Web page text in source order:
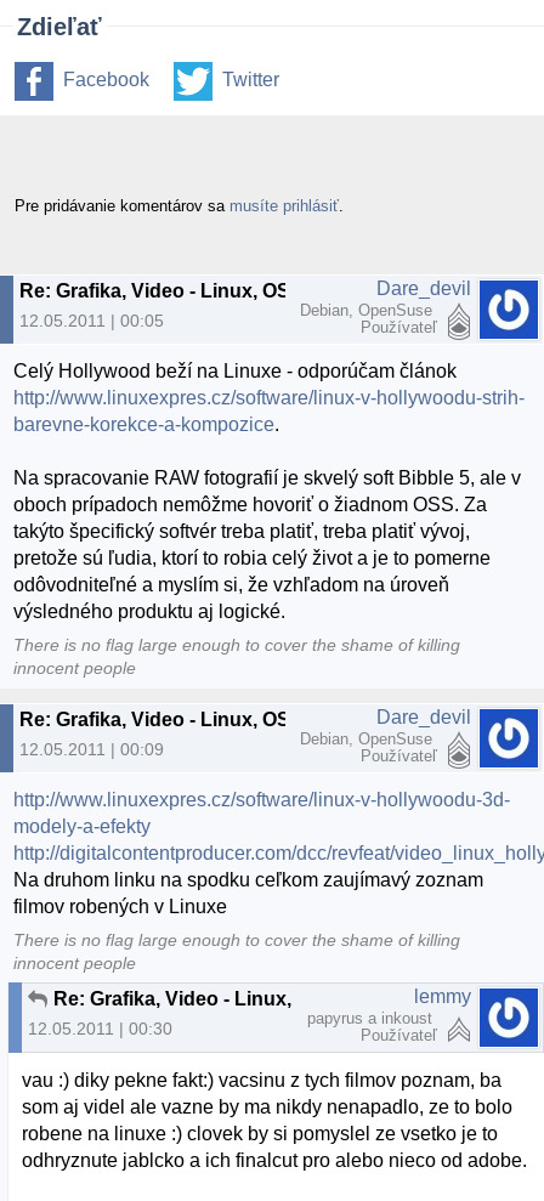
Zdieľať
Facebook Twitter
Pre pridávanie komentárov sa musíte prihlásiť
Re: Grafika, Video - Linux, OSS
12.05.2011 | 00:05
Dare_devil
Debian, OpenSuse
Používateľ
Celý Hollywood beží na Linuxe - odporúčam článok
http://www.linuxexpres.cz/software/linux-v-hollywoodu-strih-
barevne-korekce-a-kompozice.
Na spracovanie RAW fotografií je skvelý soft Bibble 5, ale v
oboch prípadoch nemôžme hovoriť o žiadnom OSS. Za
takýto špecifický softvér treba platiť, treba platiť vývoj,
pretože sú ľudia, ktorí to robia celý život a je to pomerne
odôvodniteľné a myslím si, že vzhľadom na úroveň
výsledného produktu aj logické.
There is no flag large enough to cover the shame of killing
innocent people
Re: Grafika, Video - Linux, OSS
12.05.2011 | 00:09
Dare_devil
Debian, OpenSuse
Používateľ
http://www.linuxexpres.cz/software/linux-v-hollywoodu-3d-
modely-a-efekty
http://digitalcontentproducer.com/dcc/revfeat/
Na druhom linku na spodku ceľkom zaujímavý zoznam
filmov robených v Linuxe
There is no flag large enough to cover the shame of killing
innocent people
Re: Grafika, Video - Linux, OSS
12.05.2011 | 00:30
lemmy
papyrus a inkoust
Používateľ
vau :) diky pekne fakt:) vacsinu z tych filmov poznam, ba
som aj videl ale vazne by ma nikdy nenapadlo, ze to bolo
robene na linuxe :) clovek by si pomyslel ze vsetko je to
odhryznute jablcko a ich finalcut pro alebo nieco od adobe.